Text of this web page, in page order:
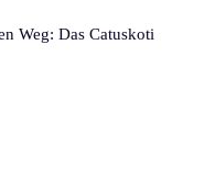
Weg: Das Catuskoti